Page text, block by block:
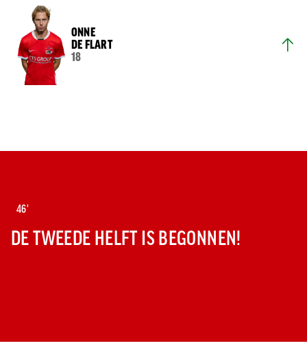
ONNE
DE FLART
18
46'
DE TWEEDE HELFT IS BEGONNEN!